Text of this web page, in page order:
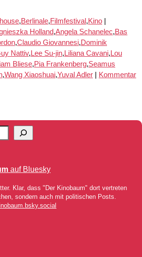
,Berlinale,Filmfestival ,Kino
Holland,Angela Schanelec,Bas
,Claudio Giovannesi,Dominik
Nattiv, Lee Su-jin, Liliana Cavani, Lou
Bliese,Pia Frankenberg,Seamus
,Wang Xiaoshuai,Yuval Adler
Kommentar
auf Bluesky
Klar, dass "Der Kinobaum" dort vertreten
sondern auch mit politischen Posts.